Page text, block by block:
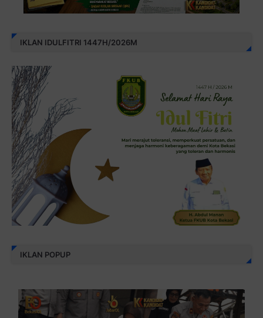
IKLAN IDULFITRI 1447H/2026M
IKLAN POPUP